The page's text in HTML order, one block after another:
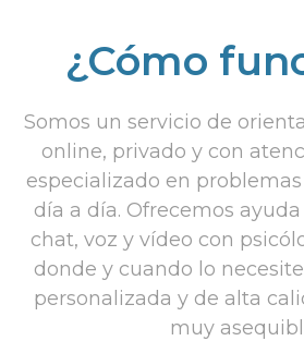
¿Cómo
Somos un servicio de
online, privado y con
especializado en
día a día. Ofrecemos
chat, voz y vídeo con
donde y cuando lo
personalizada y de alta
muy